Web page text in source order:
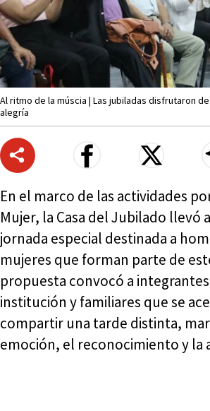
Al ritmo de la múscia | Las jubiladas disfrutaron
alegría
En el marco de las actividades
Mujer, la Casa del Jubilado llevó
jornada especial destinada a
mujeres que forman parte de
propuesta convocó a
institución y familiares que se
compartir una tarde distinta,
emoción, el reconocimiento y la